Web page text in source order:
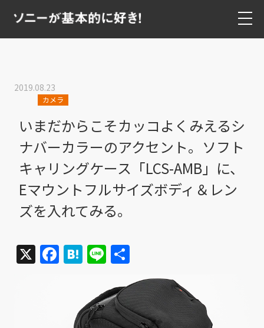
2019.08.23
カメラ
いまだからこそカッコよくみえるシ
ナバーカラーのアクセント。ソフト
キャリングケース「LCS-AMB」に、
Eマウントフルサイズボディ＆レン
ズを入れてみる。
X Facebook
Hatena
Line
有